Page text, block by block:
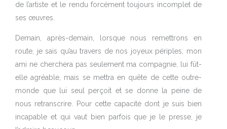
de l’artiste et le rendu forcément toujours incomplet de
ses œuvres.
Demain, après-demain, lorsque nous remettrons en
route, je sais qu’au travers de nos joyeux périples, mon
ami ne cherchera pas seulement ma compagnie, lui fût-
elle agréable, mais se mettra en quête de cette outre-
monde que lui seul perçoit et se donne la peine de
nous retranscrire. Pour cette capacité dont je suis bien
incapable et qui vaut bien parfois que je le presse, je